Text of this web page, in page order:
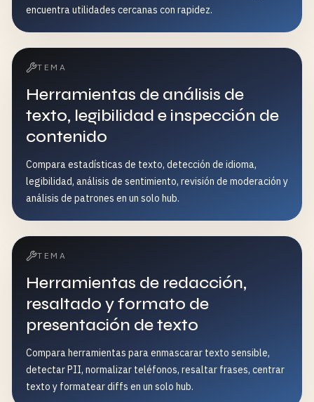
encuentra utilidades cercanas con rapidez.
TEMA
Herramientas de análisis de
texto, legibilidad e inspección de
contenido
Compara estadísticas de texto, detección de idioma,
legibilidad, análisis de sentimiento, revisión de moderación y
análisis de patrones en un solo hub.
TEMA
Herramientas de redacción,
resaltado y formato de
presentación de texto
Compara herramientas para enmascarar texto sensible,
detectar PII, normalizar teléfonos, resaltar frases, centrar
texto y formatear diffs en un solo hub.